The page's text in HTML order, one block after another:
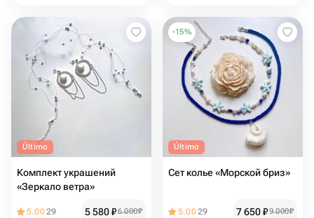
Último
Комплект украшений
«Зеркало ветра»
5.0029 5 580₽6 000₽
-15%
Último
Сет колье «Морской бриз»
5.0029 7 650₽9 000₽